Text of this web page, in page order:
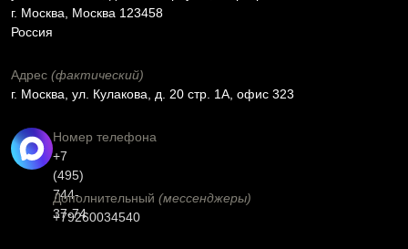
г. Москва, Москва 123458
Россия
Адрес (фактический)
г. Москва, ул. Кулакова, д. 20 стр. 1А, офис 323
Номер телефона
+7
(495)
744-
37-74
Дополнительный (мессенджеры)
+79260034540